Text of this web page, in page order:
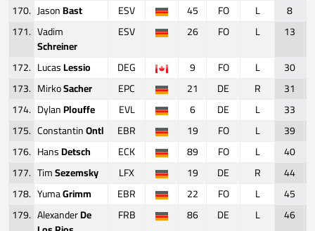
170. JasonBast ESV 45 FO L 8
171. Vadim
Schreiner
ESV 26 FO L 13
172. LucasLessio DEG 9 FO L 30
173. MirkoSacher EPC 21 DE R 31
174. DylanPlouffe EVL 6 DE L 33
175. ConstantinOntl EBR 19 FO L 39
176. HansDetsch ECK 89 FO L 40
177. TimSezemsky LFX 19 DE R 44
178. YumaGrimm EBR 22 FO L 45
179. AlexanderDe
FRB 86 DE L 46